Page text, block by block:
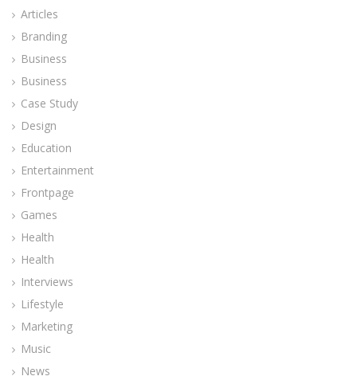
Articles
Branding
Business
Business
Case Study
Design
Education
Entertainment
Frontpage
Games
Health
Health
Interviews
Lifestyle
Marketing
Music
News